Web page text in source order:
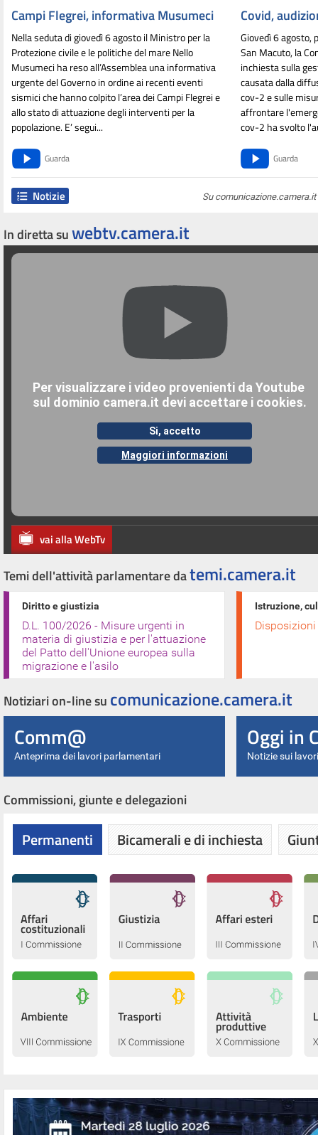
Campi Flegrei, informativa Musumeci
Nella seduta di giovedì 6 agosto ilMinistro per la
Protezione civile e le politiche del mare Nello
Musumeci ha reso all’Assemblea una informativa
urgente del Governo in ordine ai recenti eventi
sismici che hanno colpito l’area dei Campi Flegrei e
allo stato di attuazione degli interventi per la
popolazione. E’ segui...
Guarda
Covid,
Giovedì 6 agosto,
San Macuto, la
inchiesta sulla
causata dalla
cov-2 e sulle
affrontare
cov-2 ha svolto
Guarda
Notizie Su
In diretta suwebtv.camera.it
vai alla WebTv
Temi dell'attività parlamentare datemi.camera.it
Diritto e giustizia
D.L. 100/2026 - Misure urgenti in
materia di giustizia e per l'attuazione
del Patto dell'Unione europea sulla
migrazione e l'asilo
Istruzione,
Notiziari on-line su comunicazione.camera.it
Comm@
Anteprima dei lavori parlamentari
Oggi in
Notizie sui lavori
Commissioni, giunte e delegazioni
Permanenti Bicamerali e di inchiesta